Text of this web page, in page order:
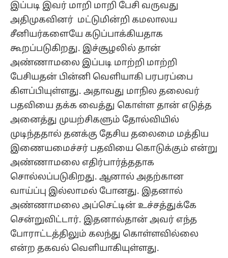
இப்படி இவர் மாறி மாறி பேசி வருவது
அதிமுகவினர் மட்டுமின்றி கமலாலய
சீனியர்களையே கடுப்பாக்கியதாக
கூறப்படுகிறது. இச்சூழலில் தான்
அண்ணாமலை இப்படி மாற்றி மாற்றி
பேசியதன் பின்னி வெளியாகி பரபரப்பை
கிளப்பியுள்ளது. அதாவது மாநில தலைவர்
பதவியை தக்க வைத்து கொள்ள தான் எடுத்த
அனைத்து முயற்சிகளும் தோல்வியில்
முடிந்ததால் தனக்கு தேசிய தலைமை மத்திய
இணையமைச்சர் பதவியை கொடுக்கும் என்று
அண்ணாமலை எதிர்பார்த்ததாக
சொல்லப்படுகிறது. ஆனால் அதற்கான
வாய்ப்பு இல்லாமல் போனது. இதனால்
அண்ணாமலை அப்செட்டின் உச்சத்துக்கே
சென்றுவிட்டார். இதனால்தான் அவர் எந்த
போராட்டத்திலும் கலந்து கொள்ளவில்லை
என்ற தகவல் வெளியாகியுள்ளது.